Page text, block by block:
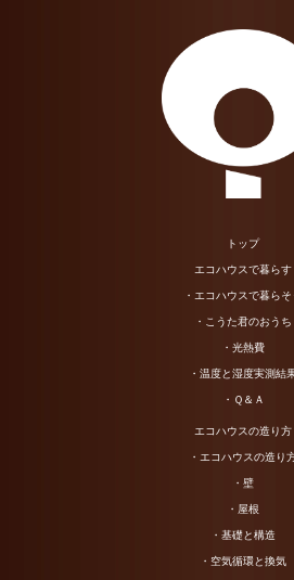
トップ
エコハウスで暮らす
・エコハウスで暮らそ
・こうた君のおうち
・光熱費
・温度と湿度実測結
・Ｑ＆Ａ
エコハウスの造り方
・エコハウスの造り
・壁
・屋根
・基礎と構造
・空気循環と換気